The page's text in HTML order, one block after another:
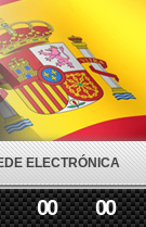
ELECTRÓNICA
00 00